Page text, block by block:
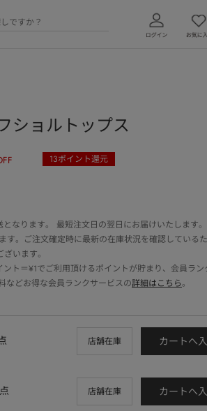
ショルトップス
13ポイント還元
なります。 最短注文日の翌日にお届けいたします。
す。ご注文確定時に最新の在庫状況を確認している
います。
ント＝¥1でご利用頂けるポイントが貯まり、会員ラ
などお得な会員ランクサービスの詳細はこちら。
店舗在庫 カートへ
店舗在庫 カートへ